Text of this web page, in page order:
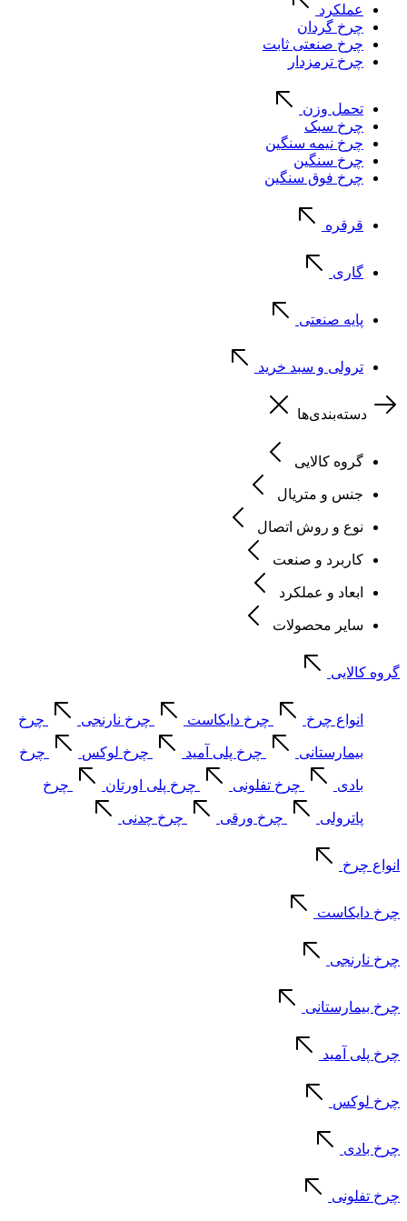
عملکرد
چرخ گردان
چرخ صنعتی ثابت
چرخ ترمزدار
تحمل وزن
چرخ سبک
چرخ نیمه سنگین
چرخ سنگین
چرخ فوق سنگین
قرقره
گاری
پایه صنعتی
ترولی و سبد خرید
دسته‌بندی‌ها
گروه کالایی
جنس و متریال
نوع و روش اتصال
کاربرد و صنعت
ابعاد و عملکرد
سایر محصولات
گروه کالایی
انواع چرخ چرخ دایکاست چرخ نارنجی چرخ
بیمارستانی چرخ پلی آمید چرخ لوکس چرخ
بادی چرخ تفلونی چرخ پلی اورتان چرخ
پاترولی چرخ ورقی چرخ چدنی
انواع چرخ
چرخ دایکاست
چرخ نارنجی
چرخ بیمارستانی
چرخ پلی آمید
چرخ لوکس
چرخ بادی
چرخ تفلونی